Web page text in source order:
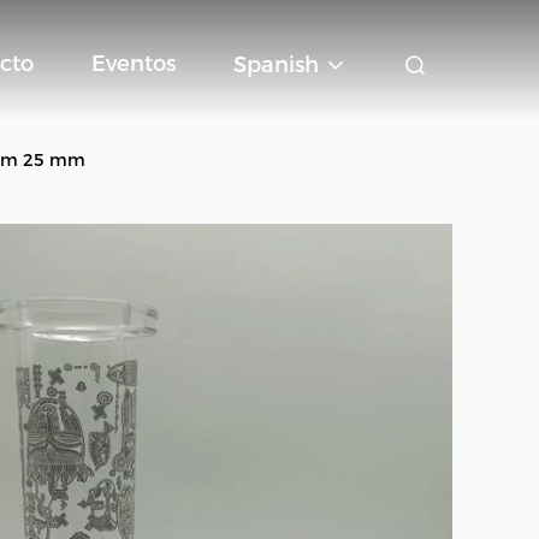
Eventos Spanish
25 mm